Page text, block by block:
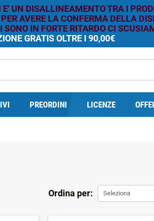
UN DISALLINEAMENTO TRA I
AVERE LA CONFERMA DELLA
IN FORTE RITARDO CI
GRATIS OLTRE I 90,00€
PREORDINI LICENZE
Ordina per: Seleziona